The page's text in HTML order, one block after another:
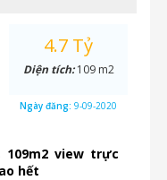
109m2 view trực
hết
4.7 Tỷ
Diện tích:109 m2
Ngày đăng: 9-09-2020